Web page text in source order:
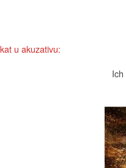
u akuzativu:
Ich